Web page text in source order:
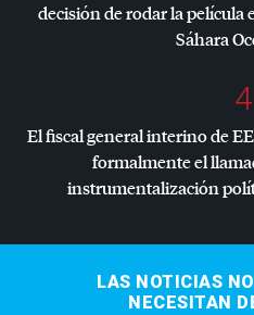
decisión de rodar la
Sáhara
4
El fiscal general interino de
formalmente el
instrumentalización
LAS NOTICIAS
NECESITAN